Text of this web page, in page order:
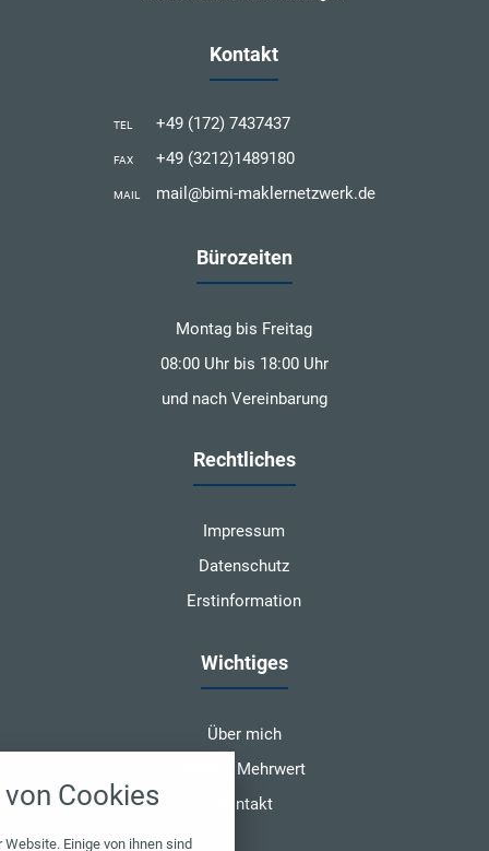
Kontakt
TEL +49 (172) 7437437
FAX +49 (3212)1489180
MAIL mail@bimi-maklernetzwerk.de
Bürozeiten
Montag bis Freitag
08:00 Uhr bis 18:00 Uhr
und nach Vereinbarung
Rechtliches
Impressum
Datenschutz
Erstinformation
Wichtiges
Über mich
Makler Mehrwert
Kontakt
Cookies
Einige von ihnen sind
alle verwendeten Cookies und
zu blockieren.